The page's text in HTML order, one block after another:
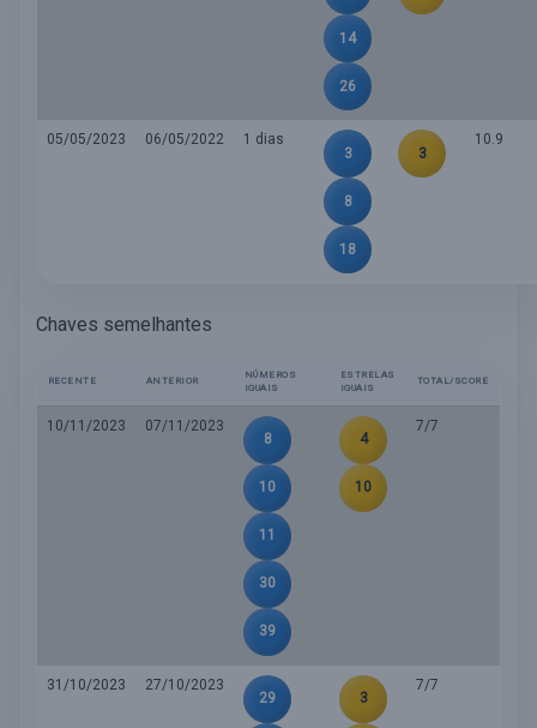
14
26
05/05/2023 06/05/2022
1 dias
3
8
18
3
10.9
Chaves semelhantes
RECENTE ANTERIOR
NÚMEROS
IGUAIS
ESTRELAS
IGUAIS
TOTAL/SCORE
10/11/2023
07/11/2023
8
10
11
30
39
4
10
7/7
31/10/2023
27/10/2023
29
3
7/7